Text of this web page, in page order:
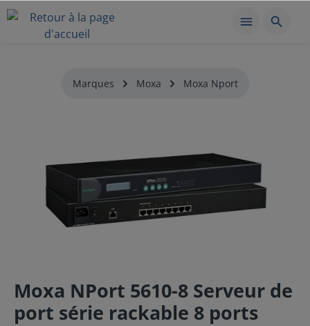
Marques Moxa Moxa Nport
Moxa NPort 5610-8 Serveur de
port série rackable 8 ports